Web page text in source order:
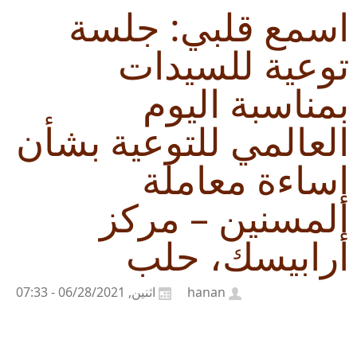
اسمع قلبي: جلسة
توعية للسيدات
بمناسبة اليوم
العالمي للتوعية بشأن
إساءة معاملة
المسنين – مركز
أرابيسك، حلب
اثنين, 06/28/2021 - 07:33 hanan